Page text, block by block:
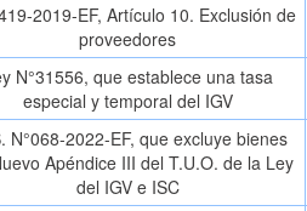
2019-EF, Artículo 10. Exclusión de
proveedores
N°31556, que establece una tasa
especial y temporal del IGV
N°068-2022-EF, que excluye bienes
Apéndice III del T.U.O. de la Ley
del IGV e ISC